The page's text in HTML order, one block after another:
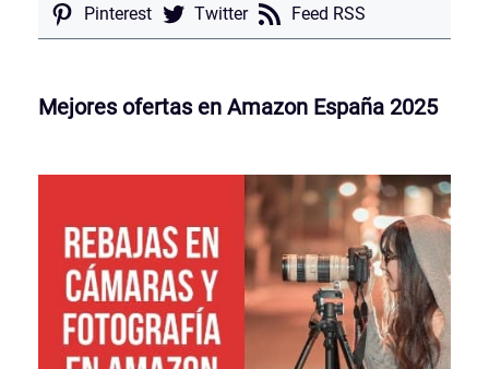
Pinterest
Twitter Feed RSS
Mejores ofertas en Amazon España 2025